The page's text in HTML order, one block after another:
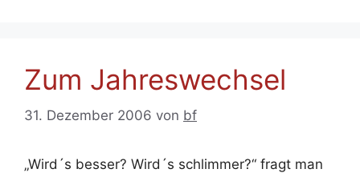
Zum Jahreswechsel
31. Dezember 2006 von bf
„Wird´s besser? Wird´s schlimmer?“ fragt man